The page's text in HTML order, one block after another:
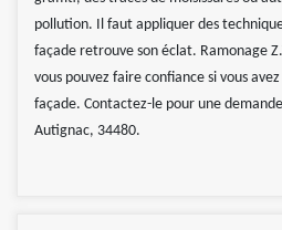
pollution. Il faut appliquer des
façade retrouve son éclat. Ramonage
vous pouvez faire confiance si vous
façade. Contactez-le pour une
Autignac, 34480.